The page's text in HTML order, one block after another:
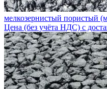
мелкозернистый пористый
Цена (без учёта НДС) с